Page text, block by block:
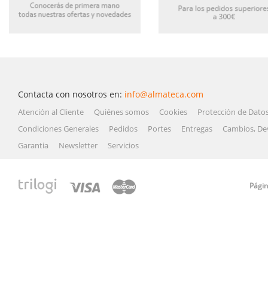
Contacta con nosotros en: info@almateca.com
Atención al Cliente Quiénes somos Cookies
Protección de
Condiciones Generales
Pedidos Portes Entregas
Cambios,
Garantia
Newsletter Servicios